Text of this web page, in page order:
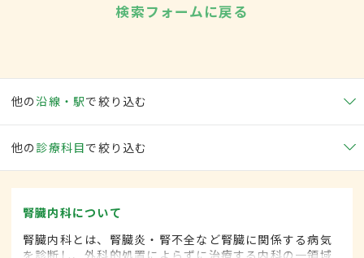
検索フォームに戻る
他の沿線・駅で絞り込む
他の 診療科目で絞り込む
腎臓内科について
腎臓内科とは、腎臓炎・腎不全など腎臓に関係する病気